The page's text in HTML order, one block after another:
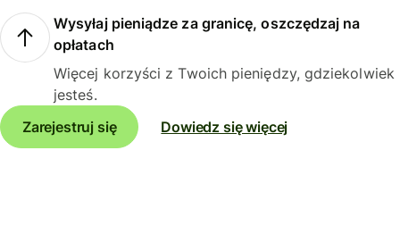
Wysyłaj pieniądze za granicę, oszczędzaj na
opłatach
Więcej korzyści z Twoich pieniędzy, gdziekolwiek
jesteś.
Zarejestruj się
Dowiedz się więcej